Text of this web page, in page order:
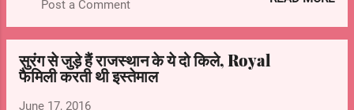
Post a Comment
सुरंग से जुड़े हैं राजस्थान के ये दो किले, Royal
फैमिली करती थी इस्तेमाल
June 17, 2016